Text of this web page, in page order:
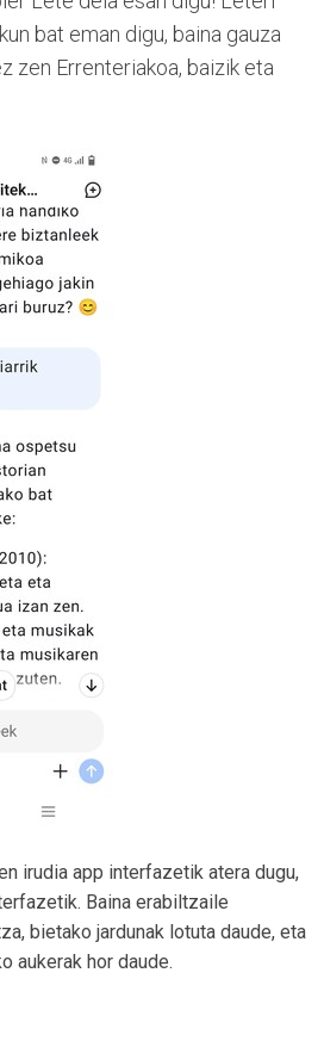
bat eman digu, baina gauza
zen Errenteriakoa, baizik eta
irudia app interfazetik atera dugu,
Baina erabiltzaile
bietako jardunak lotuta daude, eta
aukerak hor daude.